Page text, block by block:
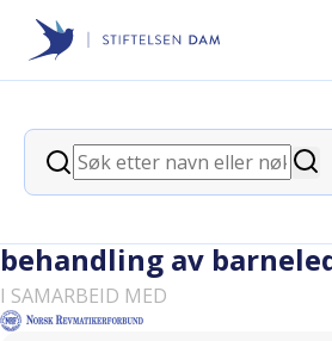
Stiftelsen Dam
Søk
Søk
back
Persontilpasset dose av
behandling av
I SAMARBEID MED